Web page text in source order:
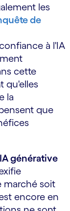
les
de
à l'IA
cette
qu'elles
la
que
générative
marché soit
encore en